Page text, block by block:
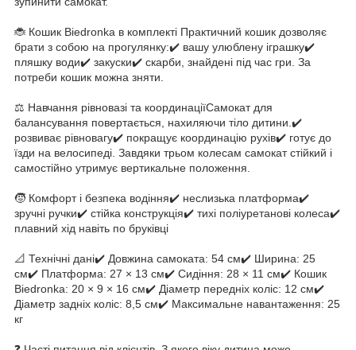
🐞 Кошик Biedronka в комплекті Практичний кошик дозволяє
брати з собою на прогулянку:✔️ вашу улюблену іграшку✔️
пляшку води✔️ закуски✔️ скарби, знайдені під час гри. За
потреби кошик можна зняти.
⚖️ Навчання рівновазі та координаціїСамокат для
балансування повертається, нахиляючи тіло дитини.✔️
розвиває рівновагу✔️ покращує координацію рухів✔️ готує до
їзди на велосипеді. Завдяки трьом колесам самокат стійкий і
самостійно утримує вертикальне положення.
🧒 Комфорт і безпека водіння✔️ неслизька платформа✔️
зручні ручки✔️ стійка конструкція✔️ тихі поліуретанові колеса✔️
плавний хід навіть по бруківці
📐 Технічні дані✔️ Довжина самоката: 54 см✔️ Ширина: 25
см✔️ Платформа: 27 × 13 см✔️ Сидіння: 28 × 11 см✔️ Кошик
Biedronka: 20 × 9 × 16 см✔️ Діаметр передніх коліс: 12 см✔️
Діаметр задніх коліс: 8,5 см✔️ Максимальне навантаження: 25
кг